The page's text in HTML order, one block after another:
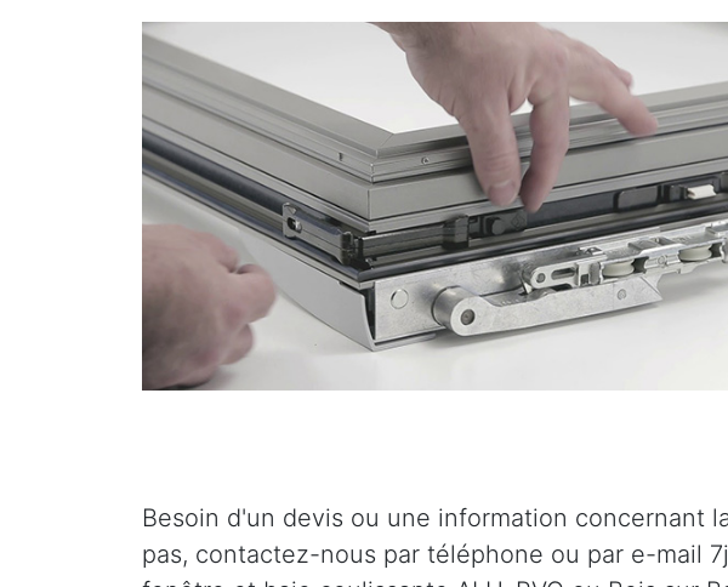
Besoin d'un devis ou une information concernant
pas, contactez-nous par téléphone ou par e-mail